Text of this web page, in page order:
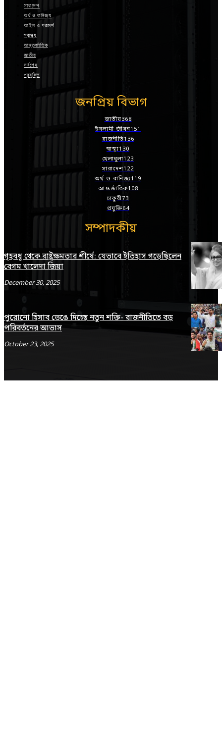
সারাদেশ
অর্থ ও বানিজ্য
আইন ও পরামর্শ
স্বাস্থ্য
আন্তর্জাতিক
জাতীয়
সর্বশেষ
প্রযুক্তি
জনপ্রিয় বিভাগ
জাতীয়368
ইসলামী জীবন151
রাজনীতি136
স্বাস্থ্য130
খেলাধুলা123
সারাদেশ122
অর্থ ও বানিজ্য119
আন্তর্জাতিক108
চাকুরী73
প্রযুক্তি64
সম্পাদকীয়
গৃহবধূ থেকে রাষ্ট্রক্ষমতার শীর্ষে: যেভাবে ইতিহাস গড়েছিলেন
বেগম খালেদা জিয়া
December 30, 2025
পুরোনো হিসাব ভেঙে দিচ্ছে নতুন শক্তি- রাজনীতিতে বড়
পরিবর্তনের আভাস
October 23, 2025